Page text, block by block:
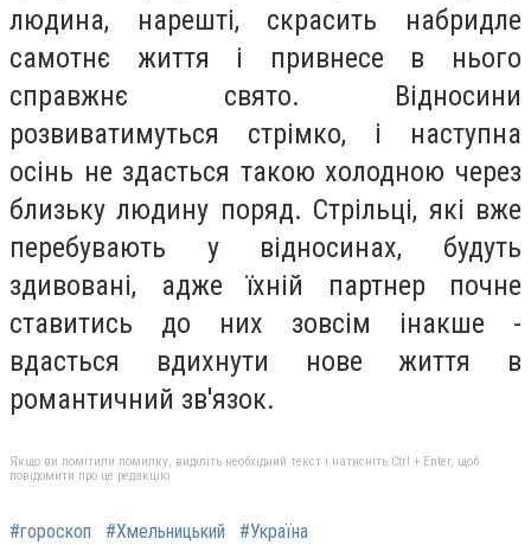
людина, нарешті, скрасить набридле
самотнє життя і привнесе в нього
справжнє свято. Відносини
розвиватимуться стрімко, і наступна
осінь не здасться такою холодною через
близьку людину поряд. Стрільці, які вже
перебувають у відносинах, будуть
здивовані, адже їхній партнер почне
ставитись до них зовсім інакше -
вдасться вдихнути нове життя в
романтичний зв'язок.
Якщо ви помітили помилку, виділіть необхідний текст і натисніть Ctrl + Enter, щоб
повідомити про це редакцію
#гороскоп #Хмельницький #Україна